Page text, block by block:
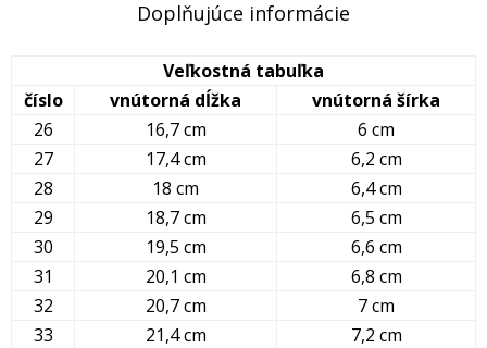
Doplňujúce informácie
Veľkostná tabuľka
číslo
vnútorná dĺžka
vnútorná šírka
26
16,7 cm
6 cm
27
17,4 cm
6,2 cm
28
18 cm
6,4 cm
29
18,7 cm
6,5 cm
30
19,5 cm
6,6 cm
31
20,1 cm
6,8 cm
32
20,7 cm
7 cm
33
21,4 cm
7,2 cm